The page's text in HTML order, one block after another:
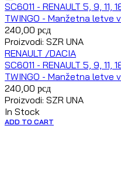
SC6011 - RENAULT 5, 9, 11,
TWINGO - Manžetna letve
240,00 рсд
Proizvodi: SZR UNA
RENAULT /DACIA
SC6011 - RENAULT 5, 9, 11,
TWINGO - Manžetna letve
240,00 рсд
Proizvodi: SZR UNA
In Stock
ADD TO CART